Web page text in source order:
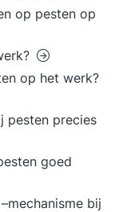
op pesten op
op het werk?
pesten precies
goed
bij